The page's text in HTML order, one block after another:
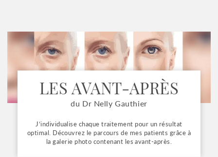
LES AVANT-APRÈS
du Dr Nelly Gauthier
J’individualise chaque traitement pour un résultat
optimal. Découvrez le parcours de mes patients grâce à
la galerie photo contenant les avant-après.